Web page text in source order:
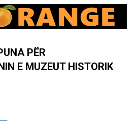
PËR
E MUZEUT HISTORIK